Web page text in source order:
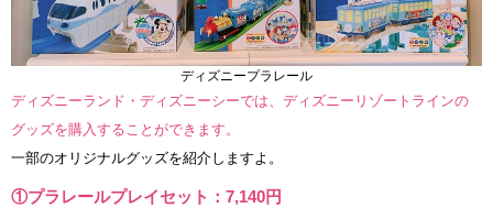
ディズニープラレール
ディズニーランド・ディズニーシーでは、ディズニーリゾートラインの
グッズを購入することができます。
一部のオリジナルグッズを紹介しますよ。
①プラレールプレイセット：7,140円